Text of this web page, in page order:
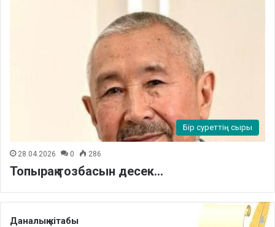
Бір суреттің сыры
28.04.2026 0 286
Топырақ тозбасын десек…
Даналық кітабы